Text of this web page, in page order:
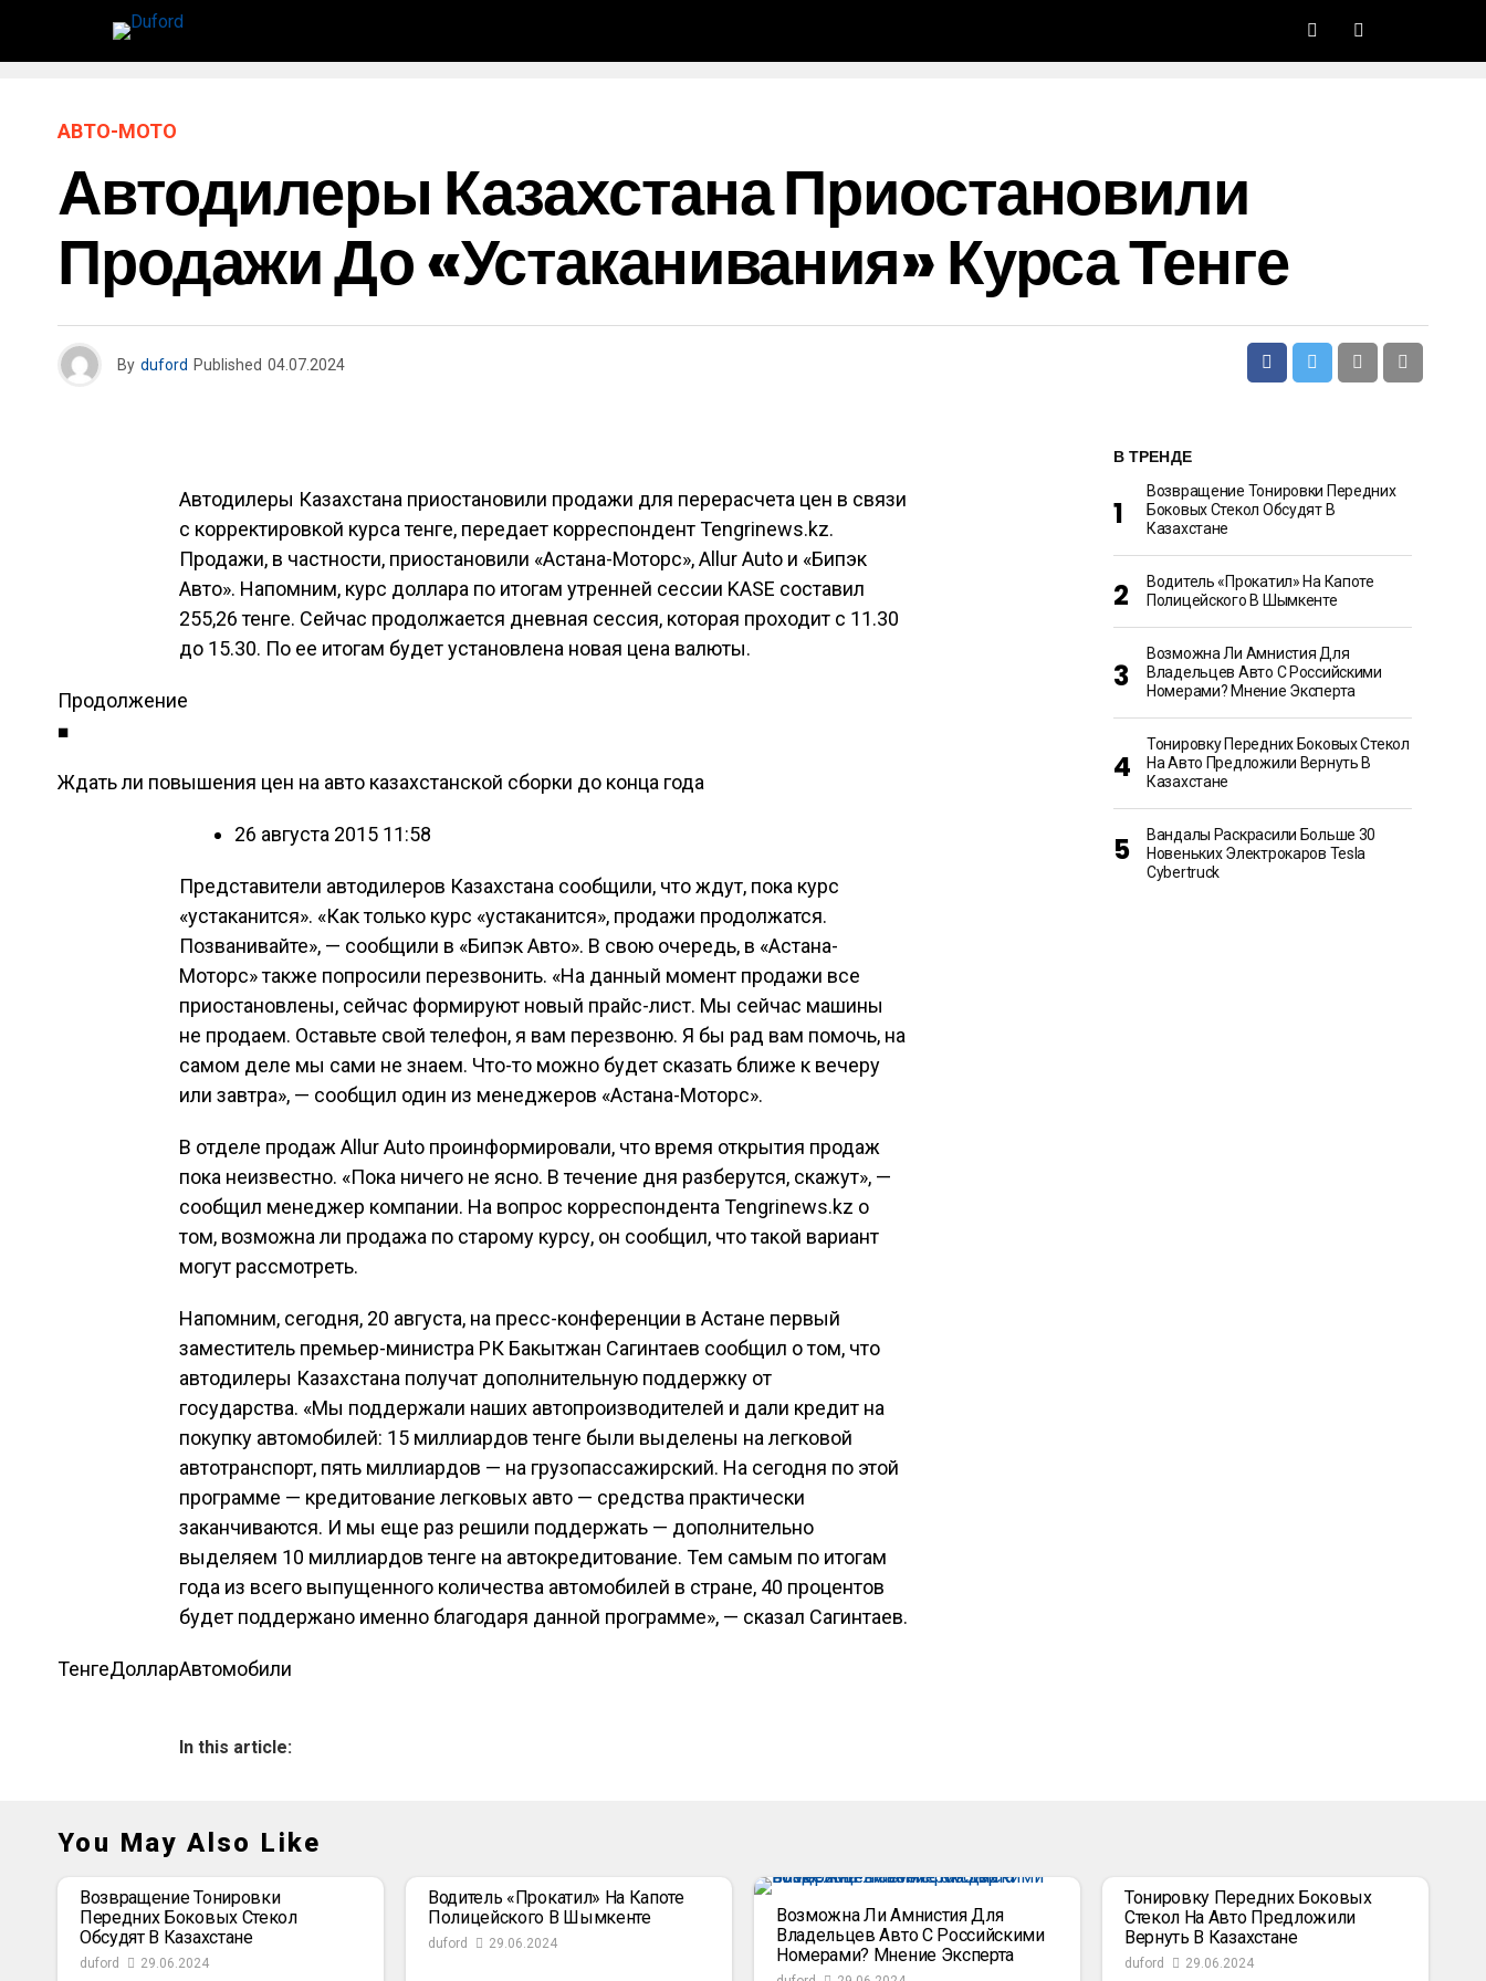
АВТО-МОТО
Автодилеры Казахстана Приостановили
Продажи До «устаканивания» Курса Тенге
By duford Published 04.07.2024
Автодилеры Казахстана приостановили продажи для перерасчета цен в связи
с корректировкой курса тенге, передает корреспондент Tengrinews.kz.
Продажи, в частности, приостановили «Астана-Моторс», Allur Auto и «Бипэк
Авто». Напомним, курс доллара по итогам утренней сессии KASE составил
255,26 тенге. Сейчас продолжается дневная сессия, которая проходит с 11.30
до 15.30. По ее итогам будет установлена новая цена валюты.
Продолжение
■
Ждать ли повышения цен на авто казахстанской сборки до конца года
26 августа 2015 11:58
Представители автодилеров Казахстана сообщили, что ждут, пока курс
«устаканится». «Как только курс «устаканится», продажи продолжатся.
Позванивайте», — сообщили в «Бипэк Авто». В свою очередь, в «Астана-
Моторс» также попросили перезвонить. «На данный момент продажи все
приостановлены, сейчас формируют новый прайс-лист. Мы сейчас машины
не продаем. Оставьте свой телефон, я вам перезвоню. Я бы рад вам помочь, на
самом деле мы сами не знаем. Что-то можно будет сказать ближе к вечеру
или завтра», — сообщил один из менеджеров «Астана-Моторс».
В отделе продаж Allur Auto проинформировали, что время открытия продаж
пока неизвестно. «Пока ничего не ясно. В течение дня разберутся, скажут», —
сообщил менеджер компании. На вопрос корреспондента Tengrinews.kz о
том, возможна ли продажа по старому курсу, он сообщил, что такой вариант
могут рассмотреть.
Напомним, сегодня, 20 августа, на пресс-конференции в Астане первый
заместитель премьер-министра РК Бакытжан Сагинтаев сообщил о том, что
автодилеры Казахстана получат дополнительную поддержку от
государства. «Мы поддержали наших автопроизводителей и дали кредит на
покупку автомобилей: 15 миллиардов тенге были выделены на легковой
автотранспорт, пять миллиардов — на грузопассажирский. На сегодня по этой
программе — кредитование легковых авто — средства практически
заканчиваются. И мы еще раз решили поддержать — дополнительно
выделяем 10 миллиардов тенге на автокредитование. Тем самым по итогам
года из всего выпущенного количества автомобилей в стране, 40 процентов
будет поддержано именно благодаря данной программе», — сказал Сагинтаев.
ТенгеДолларАвтомобили
In this article:
В ТРЕНДЕ
Возвращение Тонировки Передних
Боковых Стекол Обсудят В
Казахстане
Водитель «прокатил» На Капоте
Полицейского В Шымкенте
Возможна Ли Амнистия Для
Владельцев Авто С Российскими
Номерами? Мнение Эксперта
Тонировку Передних Боковых Стекол
На Авто Предложили Вернуть В
Казахстане
Вандалы Раскрасили Больше 30
Новеньких Электрокаров Tesla
Cybertruck
You May Also Like
Возвращение Тонировки
Передних Боковых Стекол
Обсудят В Казахстане
duford 29.06.2024
Водитель «прокатил» На Капоте
Полицейского В Шымкенте
duford 29.06.2024
Возможна Ли Амнистия Для
Владельцев Авто С Российскими
Номерами? Мнение Эксперта
Тонировку Передних Боковых
Стекол На Авто Предложили
Вернуть В Казахстане
duford 29.06.2024